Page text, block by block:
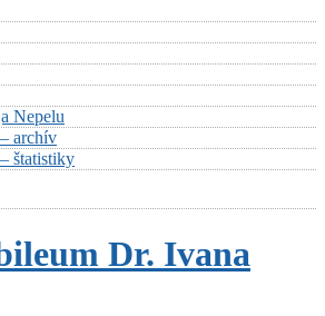
Nepelu
archív
štatistiky
Dr. Ivana